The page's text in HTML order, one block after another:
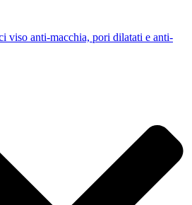
viso anti-macchia, pori dilatati e anti-